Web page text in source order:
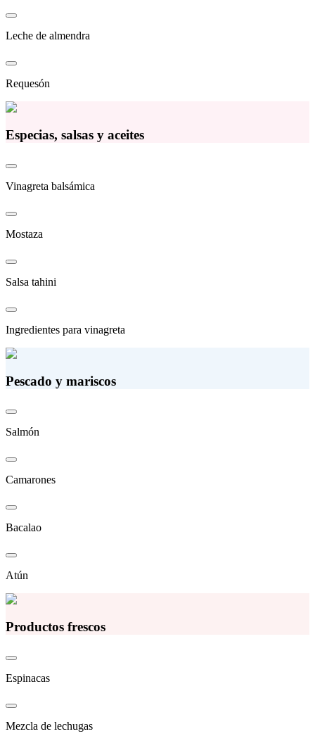
Leche de almendra
Requesón
Especias, salsas y aceites
Vinagreta balsámica
Mostaza
Salsa tahini
Ingredientes para vinagreta
Pescado y mariscos
Salmón
Camarones
Bacalao
Atún
Productos frescos
Espinacas
Mezcla de lechugas